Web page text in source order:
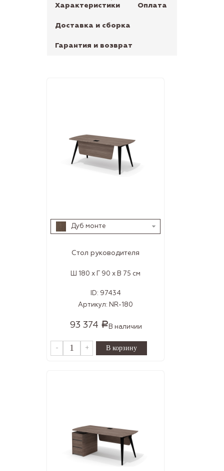
Характеристики Оплата
Доставка и сборка
Гарантия и возврат
Дуб монте
Стол руководителя
Ш 180 x Г 90 x В 75 см
ID: 97434
Артикул: NR-180
93 374 Р В наличии
- +